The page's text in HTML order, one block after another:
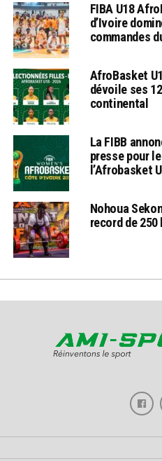
FIBA U18
d’Ivoire
commandes
AfroBasket
dévoile ses
continental
La FIBB
presse pour
l’Afrobasket
Nohoua
record de